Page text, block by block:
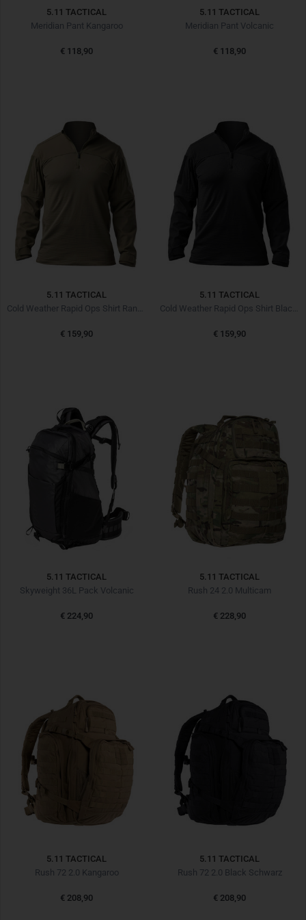
5.11 TACTICAL
Meridian Pant Kangaroo
€ 118,90
5.11 TACTICAL
Meridian Pant Volcanic
€ 118,90
5.11 TACTICAL
€ 159,90
5.11 TACTICAL
€ 159,90
5.11 TACTICAL
Skyweight 36L Pack Volcanic
€ 224,90
5.11 TACTICAL
Rush 24 2.0 Multicam
€ 228,90
5.11 TACTICAL
Rush 72 2.0 Kangaroo
€ 208,90
5.11 TACTICAL
Rush 72 2.0 Black Schwarz
€ 208,90